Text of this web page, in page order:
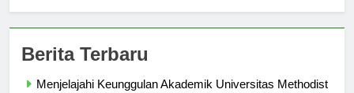
Berita Terbaru